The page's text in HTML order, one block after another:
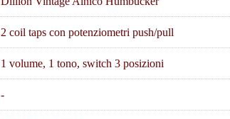
2 coil taps con potenziometri push/pull
1 volume, 1 tono, switch 3 posizioni
-